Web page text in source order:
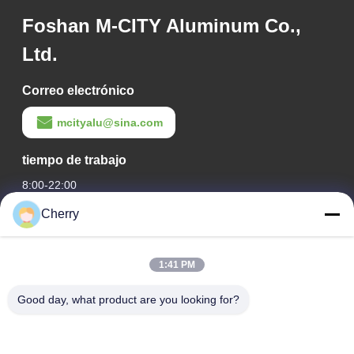
Foshan M-CITY Aluminum Co.,
Ltd.
Correo electrónico
mcityalu@sina.com
tiempo de trabajo
8:00-22:00
Nuestra Dirección
Parque industrial de Hegui, Lishui, Nanhai Foshan
Cherry
1:41 PM
Good day, what product are you looking for?